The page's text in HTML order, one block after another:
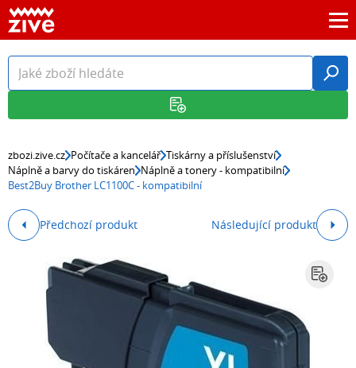
zbozi.zive.cz Počítače a kancelář Tiskárny a příslušenství
Náplně a barvy do tiskáren Náplně a tonery - kompatibilní
Best2Buy Brother LC1100C - kompatibilní
Předchozí produkt Následující produkt